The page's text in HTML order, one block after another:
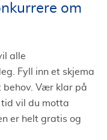
om
alle
Fyll inn et skjema
behov. Vær klar på
tid vil du motta
er helt gratis og